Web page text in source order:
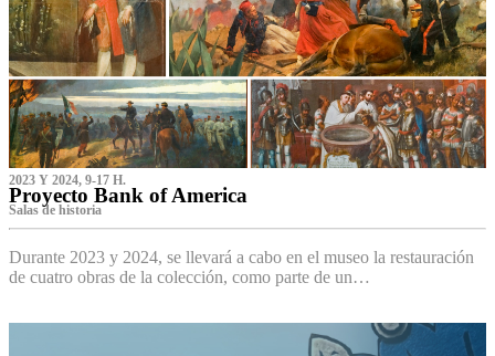
2023 Y 2024, 9-17 H.
Proyecto Bank of America
S‌alas de historia
Durante 2023 y 2024, se llevará a cabo en el museo la restauración
de cuatro obras de la colección, como parte de un…